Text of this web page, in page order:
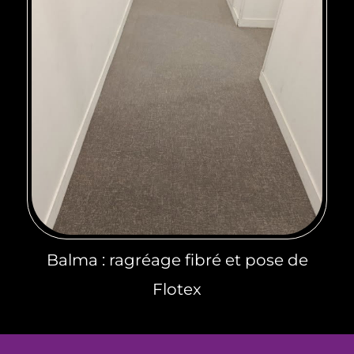
Balma : ragréage fibré et pose de
Flotex